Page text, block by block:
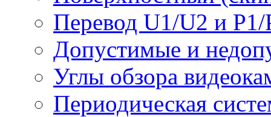
Перевод U1/U2 и
Допустимые и
Углы обзора
Периодическая